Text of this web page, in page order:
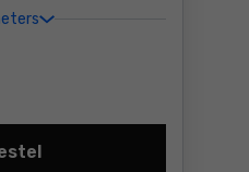
Schuur- en polijstpad voor